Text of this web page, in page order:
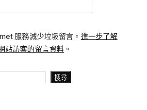
服務減少垃圾留言。 進一步了解
站訪客的留言資料 。
搜尋